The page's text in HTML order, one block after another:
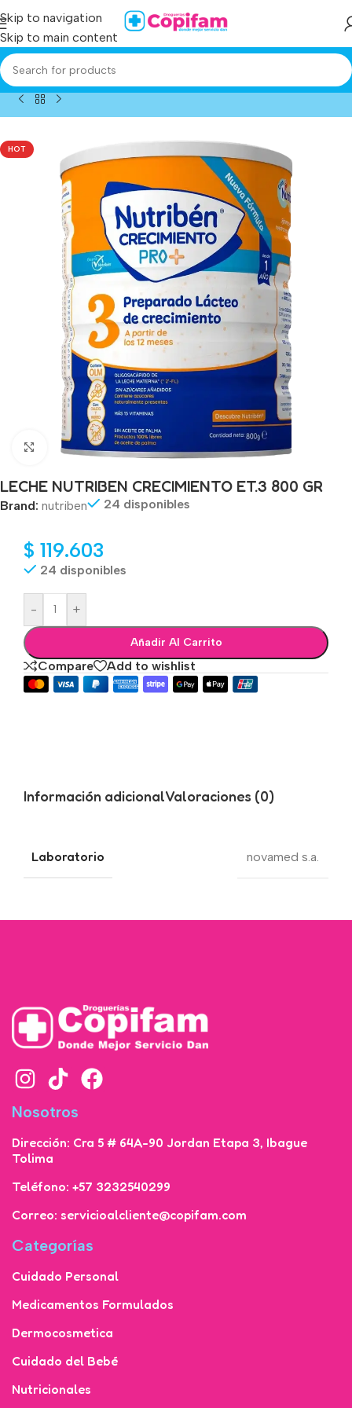
Skip to navigation
Skip to main content
Home / Producto/leche nutriben crecimiento et.3 800 gr
HOT
Click to enlarge
LECHE NUTRIBEN CRECIMIENTO ET.3 800 GR
Brand: nutriben 24 disponibles
$ 119.603
24 disponibles
- +
Añadir Al Carrito
Compare Add to wishlist
Información adicionalValoraciones (0)
Laboratorio novamed s.a.
Nosotros
Dirección: Cra 5 # 64A-90 Jordan Etapa 3, Ibague
Tolima
Teléfono: +57 3232540299
Correo: servicioalcliente@copifam.com
Categorías
Cuidado Personal
Medicamentos Formulados
Dermocosmetica
Cuidado del Bebé
Nutricionales